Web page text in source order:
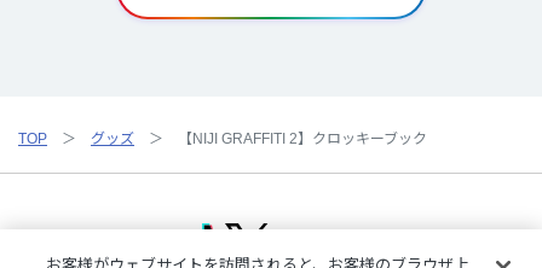
TOP グッズ 【NIJI GRAFFITI 2】クロッキーブック